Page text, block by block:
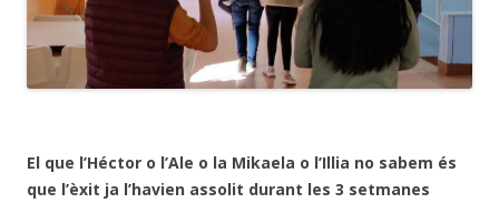
El que l’Héctor o l’Ale o la Mikaela o l’Illia no sabem és
que l’èxit ja l’havien assolit durant les 3 setmanes